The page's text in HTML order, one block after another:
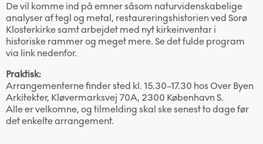
De vil komme ind på emner såsom naturvidenskabelige
analyser af tegl og metal, restaureringshistorien ved Sorø
Klosterkirke samt arbejdet med nyt kirkeinventar i
historiske rammer og meget mere. Se det fulde program
via link nedenfor.
Praktisk:
Arrangementerne finder sted kl. 15.30–17.30 hos Over Byen
Arkitekter, Kløvermarksvej 70A, 2300 København S.
Alle er velkomne, og tilmelding skal ske senest to dage før
det enkelte arrangement.